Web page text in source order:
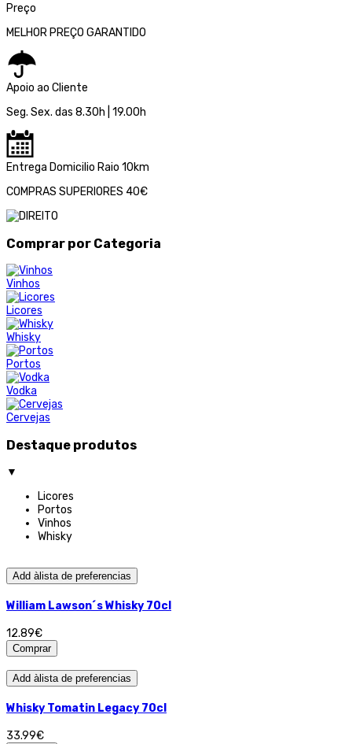
Preço
MELHOR PREÇO GARANTIDO
Apoio ao Cliente
Seg. Sex. das 8.30h | 19.00h
Entrega Domicilio Raio 10km
COMPRAS SUPERIORES 40€
Comprar por Categoria
Vinhos
Licores
Whisky
Portos
Vodka
Cervejas
Destaque produtos
▼
Licores
Portos
Vinhos
Whisky
Add àlista de preferencias
William Lawson´s Whisky 70cl
12.89€
Comprar
Add àlista de preferencias
Whisky Tomatin Legacy 70cl
33.99€